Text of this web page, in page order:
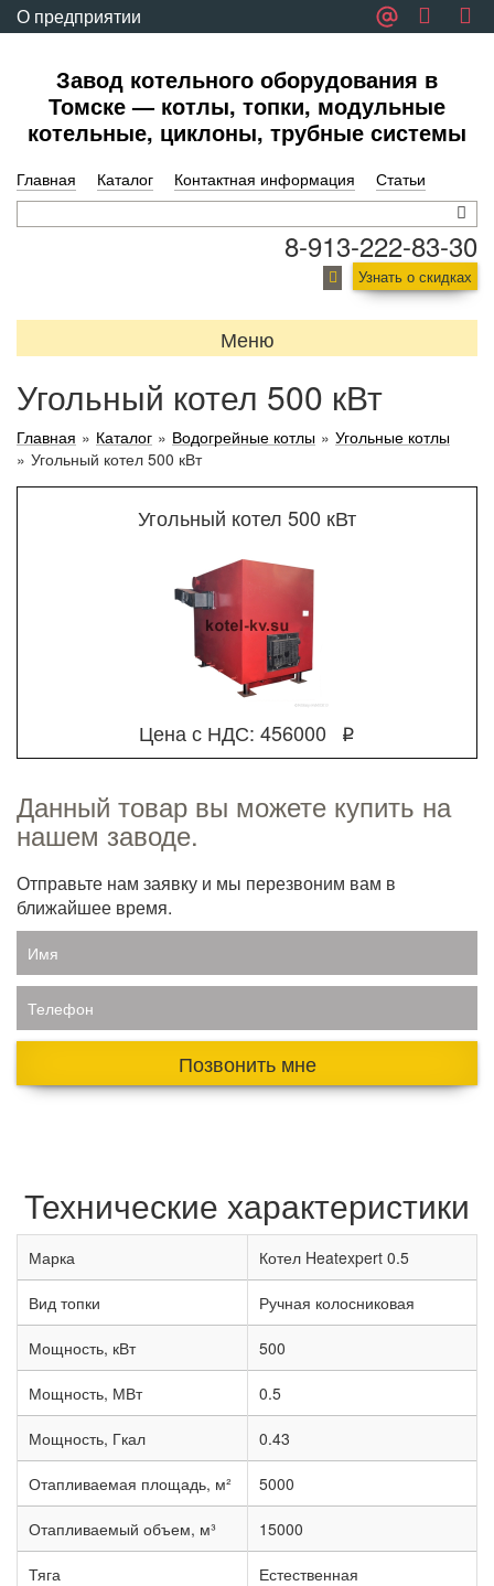
О предприятии
Завод котельного оборудования в
Томске — котлы, топки, модульные
котельные, циклоны, трубные системы
Главная Каталог Контактная информация Статьи
8-913-222-83-30
Узнать о скидках
Меню
Угольный котел 500 кВт
Главная » Каталог » Водогрейные котлы » Угольные котлы
» Угольный котел 500 кВт
Угольный котел 500 кВт
Цена с НДС: 456000 q
Данный товар вы можете купить на
нашем заводе.
Отправьте нам заявку и мы перезвоним вам в
ближайшее время.
Имя
Телефон
Позвонить мне
Технические характеристики
Марка Котел Heatexpert 0.5
Вид топки Ручная колосниковая
Мощность, кВт 500
Мощность, МВт 0.5
Мощность, Гкал 0.43
Отапливаемая площадь, м² 5000
Отапливаемый объем, м³ 15000
Тяга Естественная